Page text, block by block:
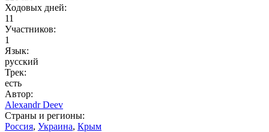
Ходовых дней:
11
Участников:
1
Язык:
русский
Трек:
есть
Автор:
Alexandr Deev
Страны и регионы:
Россия, Украина, Крым